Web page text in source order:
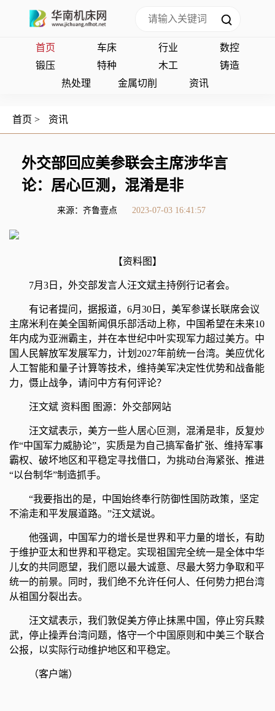
首页 车床 行业
数控
锻压
特种 木工
铸造
热处理
金属切削 资讯
首页 > 资讯
外交部回应美参联会主席涉华言
论：居心叵测，混淆是非
来源：齐鲁壹点 2023-07-03 16:41:57
【资料图】
7月3日，外交部发言人汪文斌主持例行记者会。
有记者提问，据报道，6月30日，美军参谋长联席会议
主席米利在美全国新闻俱乐部活动上称，中国希望在未来10
年内成为亚洲霸主，并在本世纪中叶实现军力超过美方。中
国人民解放军发展军力，计划2027年前统一台湾。美应优化
人工智能和量子计算等技术，维持美军决定性优势和战备能
力，慑止战争，请问中方有何评论？
汪文斌 资料图 图源：外交部网站
汪文斌表示，美方一些人居心叵测，混淆是非，反复炒
作“中国军力威胁论”，实质是为自己搞军备扩张、维持军事
霸权、破坏地区和平稳定寻找借口，为挑动台海紧张、推进
“以台制华”制造抓手。
“我要指出的是，中国始终奉行防御性国防政策，坚定
不渝走和平发展道路。”汪文斌说。
他强调，中国军力的增长是世界和平力量的增长，有助
于维护亚太和世界和平稳定。实现祖国完全统一是全体中华
儿女的共同愿望，我们愿以最大诚意、尽最大努力争取和平
统一的前景。同时，我们绝不允许任何人、任何势力把台湾
从祖国分裂出去。
汪文斌表示，我们敦促美方停止抹黑中国，停止穷兵黩
武，停止操弄台湾问题，恪守一个中国原则和中美三个联合
公报，以实际行动维护地区和平稳定。
（客户端）